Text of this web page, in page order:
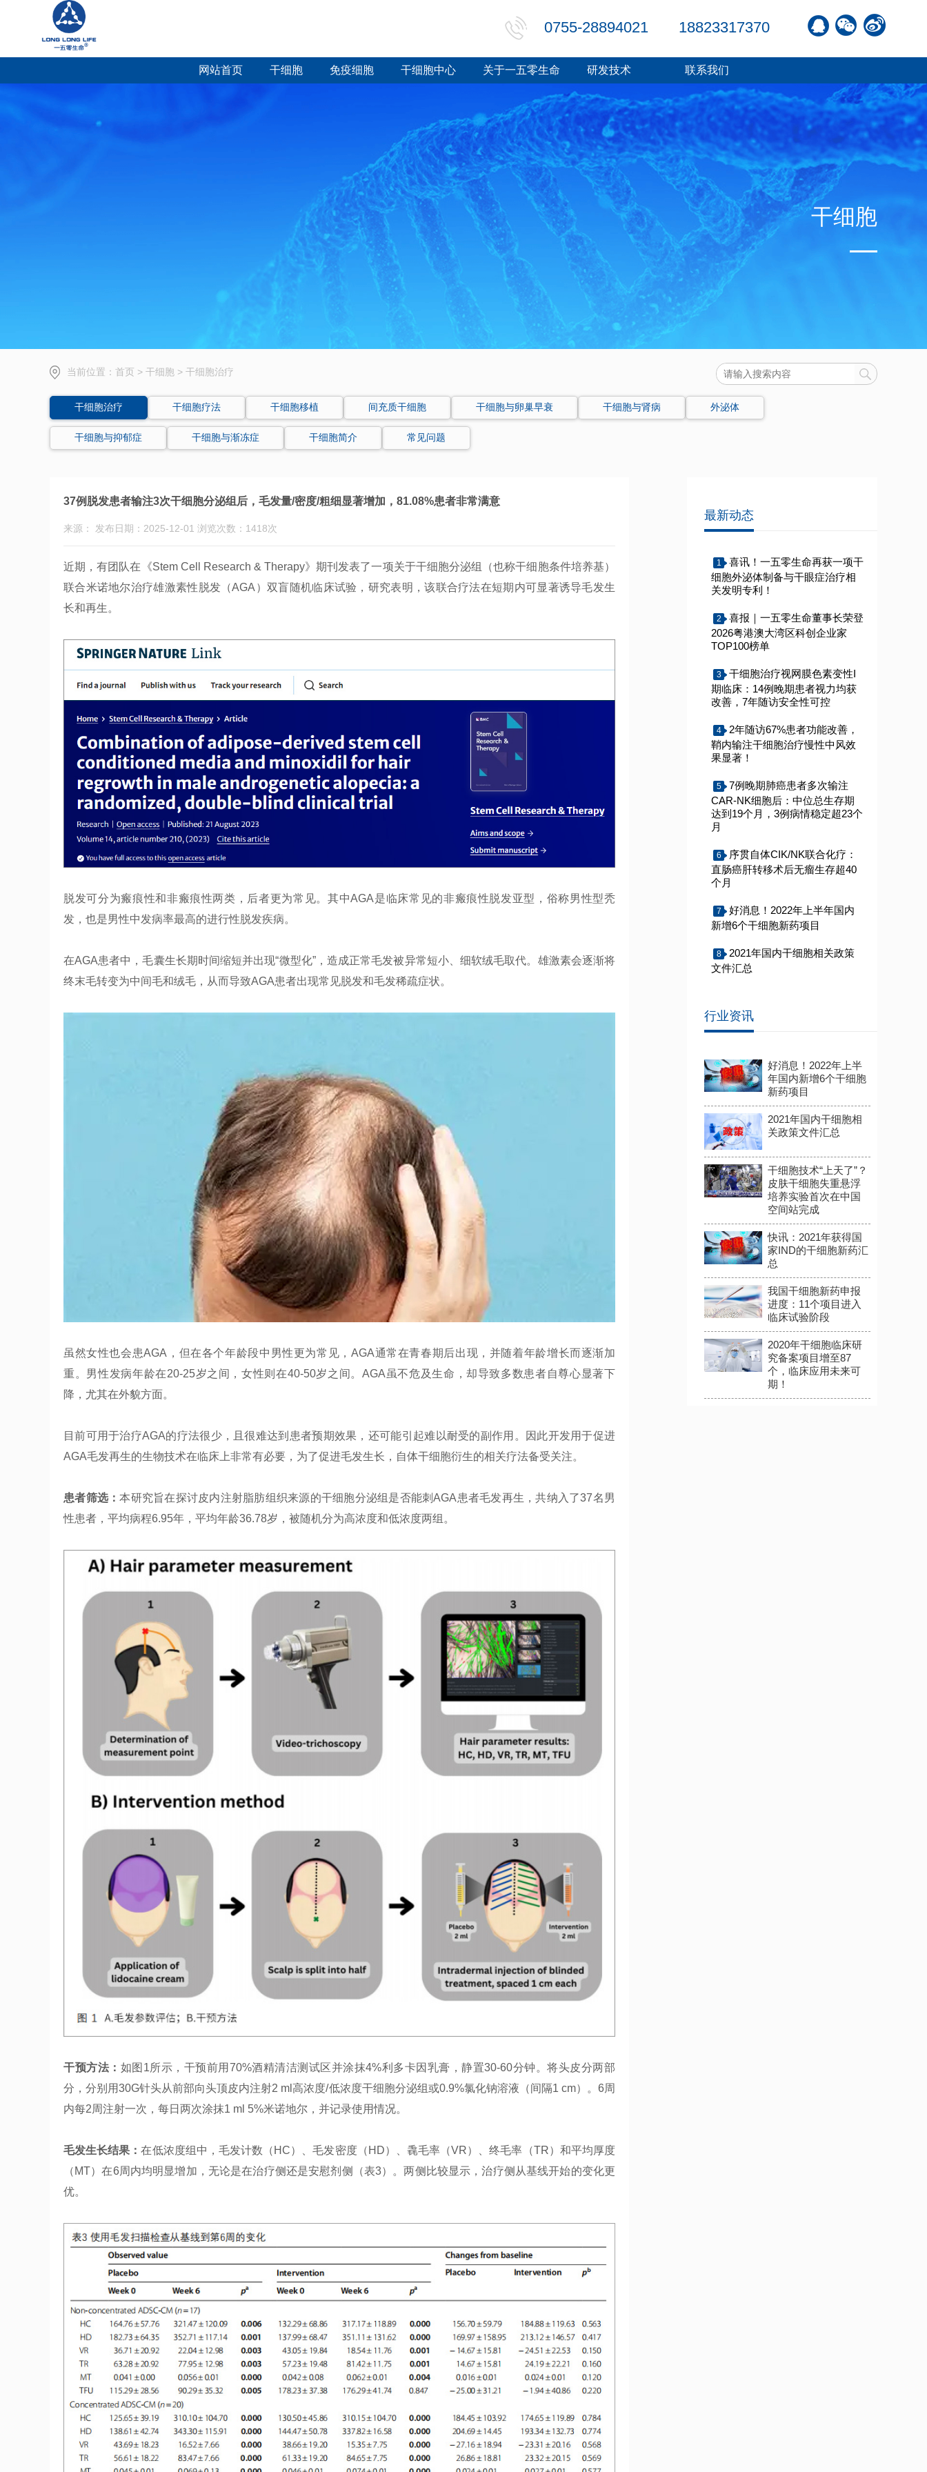
0755-28894021 18823317370
网站首页 干细胞 免疫细胞 干细胞中心 关于一五零生命 研发技术 联系我们
干细胞
当前位置： 首页 > 干细胞 > 干细胞治疗
干细胞治疗 干细胞疗法 干细胞移植 间充质干细胞 干细胞与卵巢早衰 干细胞与肾病 外泌体
干细胞与抑郁症 干细胞与渐冻症 干细胞简介 常见问题
37例脱发患者输注3次干细胞分泌组后，毛发量/密度/粗细显著增加，81.08%患者非常满意
来源： 发布日期：2025-12-01 浏览次数：1418次
近期，有团队在《Stem Cell Research & Therapy》期刊发表了一项关于干细胞分泌组（也称干细胞条件培养基）
联合米诺地尔治疗雄激素性脱发（AGA）双盲随机临床试验，研究表明，该联合疗法在短期内可显著诱导毛发生
长和再生。
脱发可分为瘢痕性和非瘢痕性两类，后者更为常见。其中AGA是临床常见的非瘢痕性脱发亚型，俗称男性型秃
发，也是男性中发病率最高的进行性脱发疾病。
在AGA患者中，毛囊生长期时间缩短并出现“微型化”，造成正常毛发被异常短小、细软绒毛取代。雄激素会逐渐将
终末毛转变为中间毛和绒毛，从而导致AGA患者出现常见脱发和毛发稀疏症状。
虽然女性也会患AGA，但在各个年龄段中男性更为常见，AGA通常在青春期后出现，并随着年龄增长而逐渐加
重。男性发病年龄在20-25岁之间，女性则在40-50岁之间。AGA虽不危及生命，却导致多数患者自尊心显著下
降，尤其在外貌方面。
目前可用于治疗AGA的疗法很少，且很难达到患者预期效果，还可能引起难以耐受的副作用。因此开发用于促进
AGA毛发再生的生物技术在临床上非常有必要，为了促进毛发生长，自体干细胞衍生的相关疗法备受关注。
患者筛选：本研究旨在探讨皮内注射脂肪组织来源的干细胞分泌组是否能刺AGA患者毛发再生，共纳入了37名男
性患者，平均病程6.95年，平均年龄36.78岁，被随机分为高浓度和低浓度两组。
干预方法： 如图1所示，干预前用70%酒精清洁测试区并涂抹4%利多卡因乳膏，静置30-60分钟。将头皮分两部
分，分别用30G针头从前部向头顶皮内注射2 ml高浓度/低浓度干细胞分泌组或0.9%氯化钠溶液（间隔1 cm）。6周
内每2周注射一次，每日两次涂抹1 ml 5%米诺地尔，并记录使用情况。
毛发生长结果：在低浓度组中，毛发计数（HC）、毛发密度（HD）、毳毛率（VR）、终毛率（TR）和平均厚度
（MT）在6周内均明显增加，无论是在治疗侧还是安慰剂侧（表3）。两侧比较显示，治疗侧从基线开始的变化更
优。
最新动态
1
喜讯！一五零生命再获一项干
细胞外泌体制备与干眼症治疗相
关发明专利！
2
喜报｜一五零生命董事长荣登
2026粤港澳大湾区科创企业家
TOP100榜单
3
干细胞治疗视网膜色素变性I
期临床：14例晚期患者视力均获
改善，7年随访安全性可控
4
2年随访67%患者功能改善，
鞘内输注干细胞治疗慢性中风效
果显著！
5
7例晚期肺癌患者多次输注
CAR-NK细胞后：中位总生存期
达到19个月，3例病情稳定超23个
月
6
序贯自体CIK/NK联合化疗：
直肠癌肝转移术后无瘤生存超40
个月
7
好消息！2022年上半年国内
新增6个干细胞新药项目
8
2021年国内干细胞相关政策
文件汇总
行业资讯
好消息！2022年上半
年国内新增6个干细胞
新药项目
2021年国内干细胞相
关政策文件汇总
干细胞技术“上天了”？
皮肤干细胞失重悬浮
培养实验首次在中国
空间站完成
快讯：2021年获得国
家IND的干细胞新药汇
总
我国干细胞新药申报
进度：11个项目进入
临床试验阶段
2020年干细胞临床研
究备案项目增至87
个，临床应用未来可
期！